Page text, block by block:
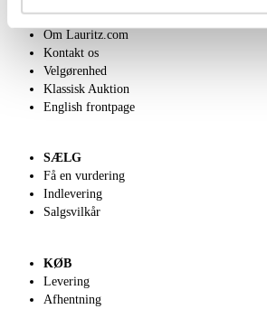
OM OS
Om Lauritz.com
Kontakt os
Velgørenhed
Klassisk Auktion
English frontpage
SÆLG
Få en vurdering
Indlevering
Salgsvilkår
KØB
Levering
Afhentning